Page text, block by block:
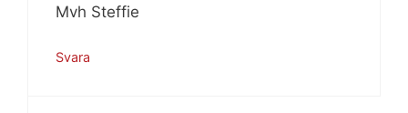
Mvh Steffie
Svara